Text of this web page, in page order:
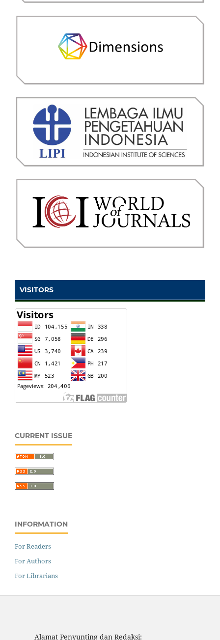
VISITORS
CURRENT ISSUE
INFORMATION
For Readers
For Authors
For Librarians
Alamat Penyunting dan Redaksi: